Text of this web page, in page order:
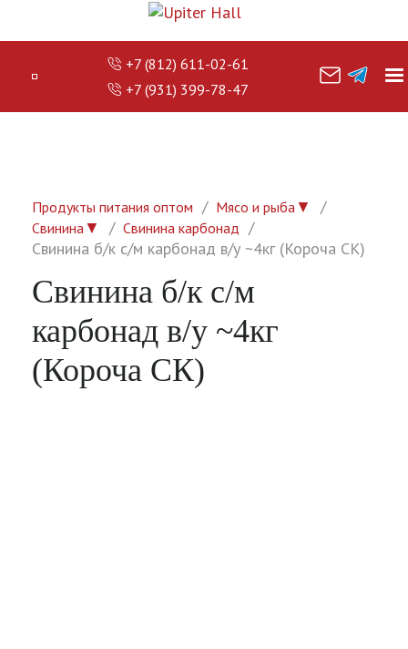
+7 (812) 611-02-61
+7 (931) 399-78-47
Продукты питания оптом Мясо и рыба▼
Свинина▼ Свинина карбонад
Свинина б/к с/м карбонад в/у ~4кг (Короча СК)
Свинина б/к с/м
карбонад в/у ~4кг
(Короча СК)